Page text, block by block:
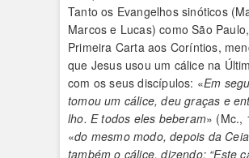
Tanto os Evangelhos sinóticos
Marcos e Lucas) como São
Primeira Carta aos Coríntios,
que Jesus usou um cálice na
com os seus discípulos: «Em
tomou um cálice, deu graças e
lho. E todos eles beberam» (Mc.,
«do mesmo modo, depois da
também o cálice, dizendo: “Este